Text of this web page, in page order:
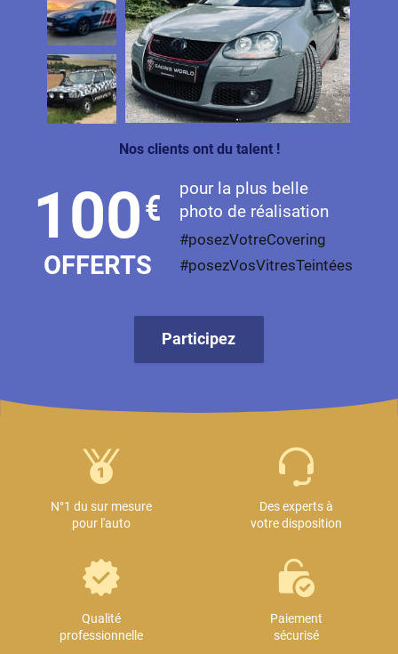
Ligier
Lincoln
Livan
Maserati
Maybach
Mazda
MG
Mitsubishi
Oldsmobile
Nos clients ont du talent !
100€
OFFERTS
pour la plus belle
photo de réalisation
#posezVotreCovering
#posezVosVitresTeintées
Participez
N°1 du sur mesure
pour l'auto
Des experts à
votre disposition
Qualité
professionnelle
Paiement
sécurisé